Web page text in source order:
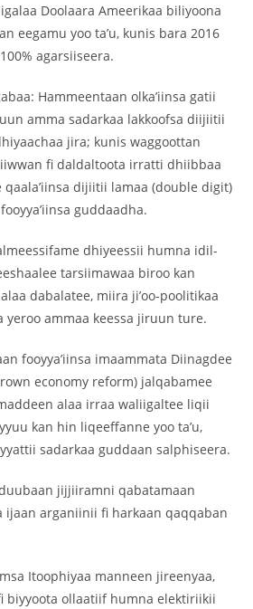
Doolaara Ameerikaa biliyoona
eegamu yoo ta’u, kunis bara 2016
agarsiiseera.
Hammeentaan olka’iinsa gatii
amma sadarkaa lakkoofsa diijiitii
jira; kunis waggoottan
fi daldaltoota irratti dhiibbaa
dijiitii lamaa (double digit)
guddaadha.
dhiyeessii humna idil-
tarsiimawaa biroo kan
dabalatee, miira ji’oo-poolitikaa
yeroo ammaa keessa jiruun ture.
fooyya’iinsa imaammata Diinagdee
economy reform) jalqabamee
alaa irraa waliigaltee liqii
kan hin liqeeffanne yoo ta’u,
sadarkaa guddaan salphiseera.
jijjiiramni qabatamaan
ijaan arganiinii fi harkaan qaqqaban
Itoophiyaa manneen jireenyaa,
biyyoota ollaatiif humna elektiriikii